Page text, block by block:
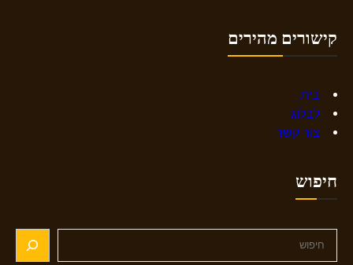
קישורים מהירים
בית
לבלוג
צור קשר
חיפוש